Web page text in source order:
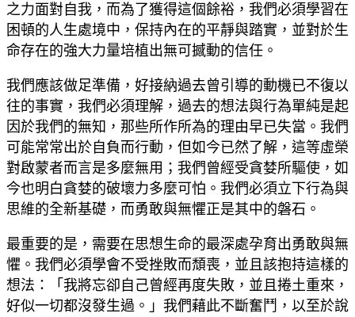
之力面對自我，而為了獲得這個餘裕，我們必須學習在
困頓的人生處境中，保持內在的平靜與踏實，並對於生
命存在的強大力量培植出無可撼動的信任。
我們應該做足準備，好接納過去曾引導的動機已不復以
往的事實，我們必須理解，過去的想法與行為單純是起
因於我們的無知，那些所作所為的理由早已失當。我們
可能常常出於自負而行動，但如今已然了解，這等虛榮
對啟蒙者而言是多麼無用；我們曾經受貪婪所驅使，如
今也明白貪婪的破壞力多麼可怕。我們必須立下行為與
思維的全新基礎，而勇敢與無懼正是其中的磐石。
最重要的是，需要在思想生命的最深處孕育出勇敢與無
懼。我們必須學會不受挫敗而頹喪，並且該抱持這樣的
想法：「我將忘卻自己曾經再度失敗，並且捲土重來，
好似一切都沒發生過。」我們藉此不斷奮鬥，以至於說